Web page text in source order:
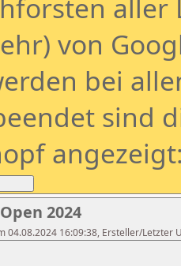
aller
von
bei
sind
2024
04.08.2024 16:09:38, Ersteller/Letzter